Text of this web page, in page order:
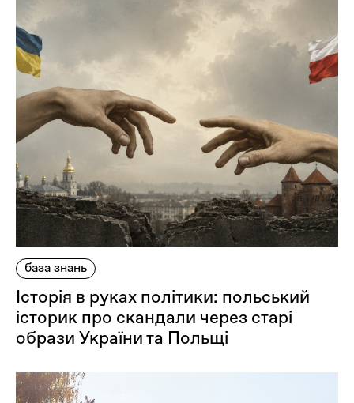
база знань
Історія в руках політики: польський
історик про скандали через старі
образи України та Польщі